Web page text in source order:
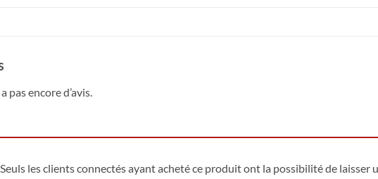
a pas encore d’avis.
Seuls les clients connectés ayant acheté ce produit ont la possibilité de laisser